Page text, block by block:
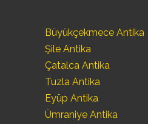
Büyükçekmece Antika
Şile Antika
Çatalca Antika
Tuzla Antika
Eyüp Antika
Ümraniye Antika